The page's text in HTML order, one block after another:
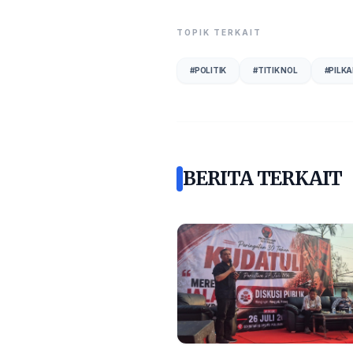
TOPIK TERKAIT
#POLITIK #TITIK NOL #
BERITA TERKAIT